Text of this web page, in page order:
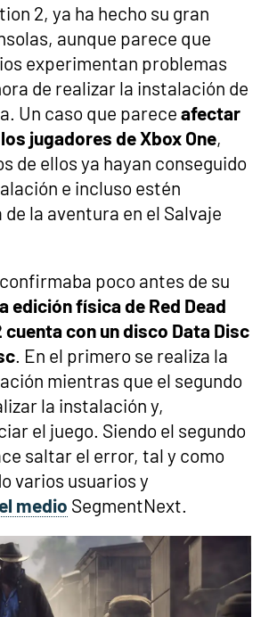
2, ya ha hecho su gran
aunque parece que
experimentan problemas
de realizar la instalación de
Un caso que parece afectar
jugadores de Xbox One,
de ellos ya hayan conseguido
e incluso estén
la aventura en el Salvaje
poco antes de su
edición física de Red Dead
con un disco Data Disc
. En el primero se realiza la
mientras que el segundo
la instalación y,
el juego. Siendo el segundo
saltar el error, tal y como
varios usuarios y
medio SegmentNext.